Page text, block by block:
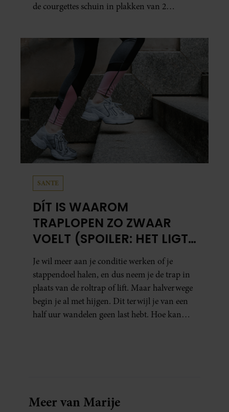
de courgettes schuin in plakken van 2
SANTE
DÍT IS WAAROM
TRAPLOPEN ZO ZWAAR
VOELT (SPOILER: HET LIGT
NIET AAN JE CONDITIE)
Je wil meer aan je conditie werken of je
stappendoel halen, en dus neem je de trap in
plaats van de roltrap of lift. Maar halverwege
begin je al met hijgen. Dit terwijl je van een
half uur wandelen geen last hebt. Hoe kan
Meer van Marije